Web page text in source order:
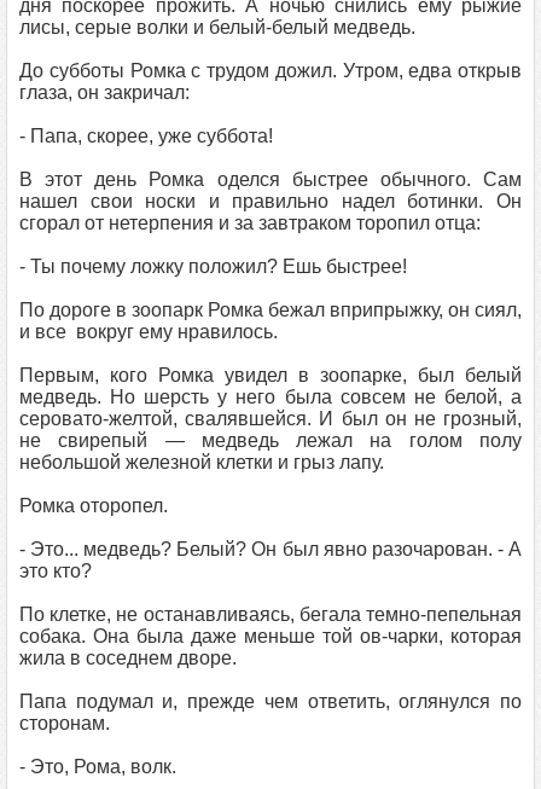
дня поскорее прожить. А ночью снились ему рыжие
лисы, серые волки и белый-белый медведь.
До субботы Ромка с трудом дожил. Утром, едва открыв
глаза, он закричал:
- Папа, скорее, уже суббота!
В этот день Ромка оделся быстрее обычного. Сам
нашел свои носки и правильно надел ботинки. Он
сгорал от нетерпения и за завтраком торопил отца:
- Ты почему ложку положил? Ешь быстрее!
По дороге в зоопарк Ромка бежал вприпрыжку, он сиял,
и все вокруг ему нравилось.
Первым, кого Ромка увидел в зоопарке, был белый
медведь. Но шерсть у него была совсем не белой, а
серовато-желтой, свалявшейся. И был он не грозный,
не свирепый — медведь лежал на голом полу
небольшой железной клетки и грыз лапу.
Ромка оторопел.
- Это... медведь? Белый? Он был явно разочарован. - А
это кто?
По клетке, не останавливаясь, бегала темно-пепельная
собака. Она была даже меньше той ов-чарки, которая
жила в соседнем дворе.
Папа подумал и, прежде чем ответить, оглянулся по
сторонам.
- Это, Рома, волк.